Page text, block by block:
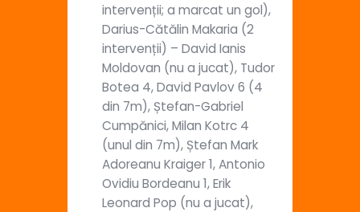
intervenții; a marcat un gol),
Darius-Cătălin Makaria (2
intervenții) – David Ianis
Moldovan (nu a jucat), Tudor
Botea 4, David Pavlov 6 (4
din 7m), Ștefan-Gabriel
Cumpănici, Milan Kotrc 4
(unul din 7m), Ștefan Mark
Adoreanu Kraiger 1, Antonio
Ovidiu Bordeanu 1, Erik
Leonard Pop (nu a jucat),